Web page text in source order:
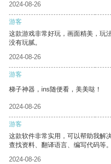
2024-08-26
游客
这款游戏非常好玩，画面精美，玩
没有玩腻。
2024-08-26
游客
梯子神器，ins随便看，美美哒！
2024-08-26
游客
这款软件非常实用，可以帮助我解
查找资料、翻译语言、编写代码等。
2024-08-26